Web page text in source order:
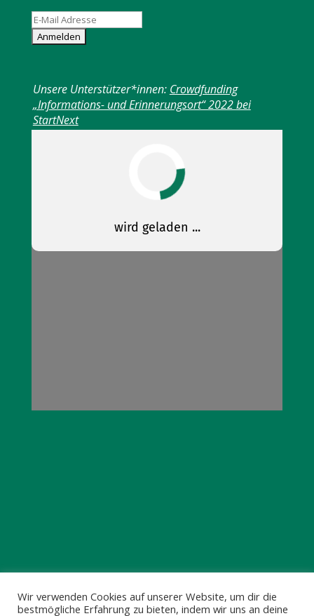
Unsere Unterstützer*innen: Crowdfunding
„Informations- und Erinnerungsort“ 2022 bei
StartNext
Wir verwenden Cookies auf unserer Website, um dir die
bestmögliche Erfahrung zu bieten, indem wir uns an deine